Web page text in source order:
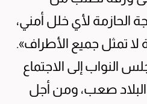
الحازمة لأي خلل أمني،
لا تمثل جميع الأطراف».
النواب إلى الاجتماع
صعب، ومن أجل